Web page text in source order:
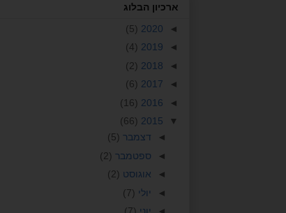
ארכיון הבלוג
◄
2020
(5)
◄
2019
(4)
◄
2018
(2)
◄
2017
(6)
◄
2016
(16)
▼
2015
(66)
◄ דצמבר (5)
◄ ספטמבר (2)
◄ אוגוסט (2)
◄
יולי (7)